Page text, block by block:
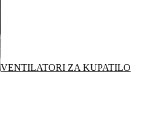
VENTILATORI ZA KUPATILO